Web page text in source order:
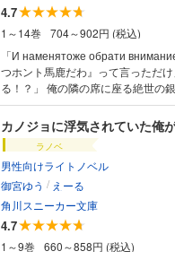
4.7
1～14巻
704～902円 (税込)
「И наменятоже обрати
つホント馬鹿だわ』って言っただ
る！？」 俺の隣の席に座る絶世の
誇った笑みを浮かべていた。 ……
彼女は「私のことかまってよ」と
シア語リスニングはネイティブレ
ず、今日も甘々なロシア語でデレ
ない！？ 全生徒憧れの的、超ハイ
コメディ！
カノジョに浮気されていた俺
ラノベ
男性向けライトノベル
御宮ゆう / えーる
角川スニーカー文庫
4.7
1～9巻
660～858円 (税込)